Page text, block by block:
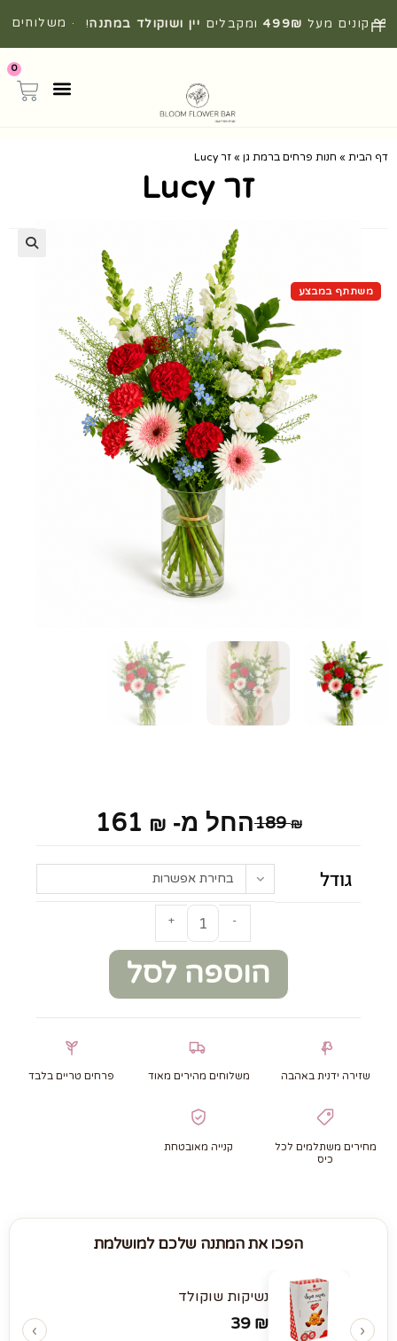
קונים מעל 499₪ ומקבלים יין ושוקולד במתנה! · משלוחים
0
דף הבית » חנות פרחים ברמת גן » זר Lucy
זר Lucy
189₪ החל מ- 161 ₪
גודל בחירת אפשרות
-
+
הוספה לסל
שזירה ידנית באהבה משלוחים מהירים מאוד פרחים טריים בלבד
מחירים משתלמים לכל
כיס
קנייה מאובטחת
הפכו את המתנה שלכם למושלמת
‹
נשיקות שוקולד
39 ₪ ›